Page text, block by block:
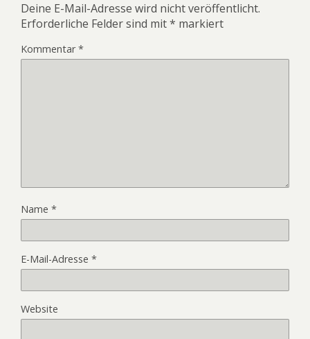
Deine E-Mail-Adresse wird nicht veröffentlicht.
Erforderliche Felder sind mit* markiert
Kommentar*
Name *
E-Mail-Adresse *
Website